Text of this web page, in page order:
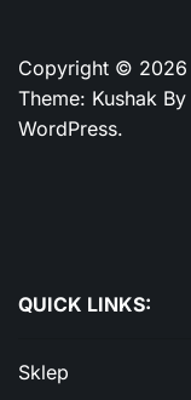
Copyright © 2026
Theme: Kushak By
WordPress.
QUICK LINKS:
Sklep